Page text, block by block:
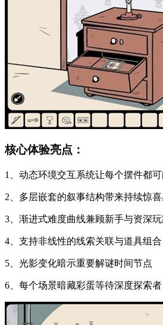
核心体验亮点：
1、动态环境交互系统让每个摆件都
2、多层嵌套的叙事结构带来持续惊
3、渐进式难度曲线兼顾新手与资深玩
4、支持非线性的线索关联与道具组合
5、光影变化暗示重要解谜时间节点
6、每个场景暗藏彩蛋等待深度探索者